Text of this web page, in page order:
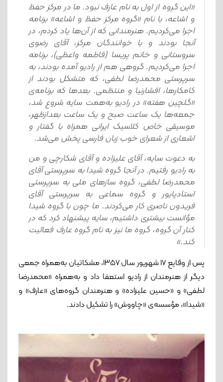
«این گروه از اول به نام عارف نبود. ما در مرکز حفظ
و اشاعه، با نام «گروه مرکز حفظ و اشاعه» برنامه
اجرا می‌کردیم. هنرمندانی که از آن‌ها یاد کردم، در
آنجا بودند و با خوانندگان مرکز، آقای رضوی
سروستانی و خانم پریسا (فاطمه واعظی)، برنامه
اجرا می‌کردیم. گروهی هم از رادیو آمده بودند، به
سرپرستی محمدرضا لطفی، که متشکل بودند از
کامکارها، افشارنیا و منتظمی. بعدها که برنامه‌ی
«گلچین هفته» در رادیو به‌همت سایه شروع شد،
جمعه‌ها یک ساعت صبح و یک ساعت بعدازظهر،
موسیقی خاص کلاسیک ایرانی همراه با گفتار و
اشعاری از شعرای خوب زبان فارسی پخش می‌شد.
به دعوت سایه، آقای علیزاده و آقای شکارچی و من
به رادیو رفتیم. در آنجا گروه شیدا به سرپرستی آقای
محمدرضا لطفی، گروه سازهای ملی به سرپرستی
استادپایور و گروه سماعی به سرپرستی آقای
فریدون ناصری کار می‌کردند. ما چون با گروه شیدا
مؤانست بیشتری داشتیم، سایه پیشنهاد کرد که در
کنار آن گروه، گروه ما نیز به نام گروه عارف فعالیت
کند.»
پس از وقایع ۱۷ شهریور سال ۱۳۵۷، مشکاتیان به‌همراه جمعی
دیگر از هنرمندان از رادیو استعفا داد و به‌همراه «محمدرضا
لطفی» و «حسین علیزاده» و هنرمندان گروه‌های «عارف» و
«شیدا»، مؤسسه‌ی «چاووش» را تشکیل دادند.